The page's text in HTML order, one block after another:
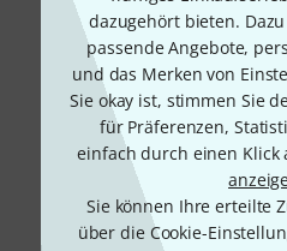
dazugehört bieten.
passende Angebote,
und das Merken von
Sie okay ist, stimmen Sie
für Präferenzen,
einfach durch einen Klick
Sie können Ihre erteilte
über die Cookie-